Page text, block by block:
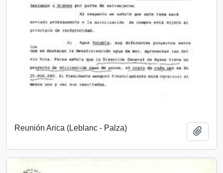
Reunión Arica (Leblanc - Palza)